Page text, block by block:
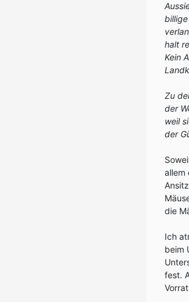
halt
Kein
Zu
der
weil
der
allem
die
Ich
beim
fest.